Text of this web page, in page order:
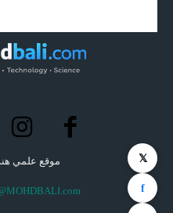
موقع علمي 𝕏
f